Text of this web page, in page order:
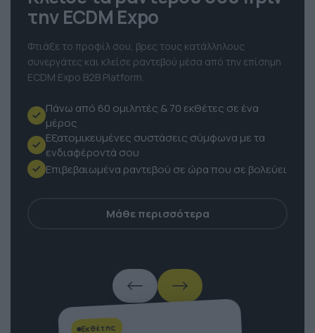
Κλείσε τα ραντεβού σου πριν
την ECDM Expo
Φτιάξε το προφίλ σου, βρες τους κατάλληλους
συνεργάτες και κλείσε ραντεβού μέσα από την επίσημη
Πάνω από 60 ομιλητές & 70 εκθέτες σε ένα
μέρος
Εξατομικευμένες συστάσεις σύμφωνα με τα
ενδιαφέροντά σου